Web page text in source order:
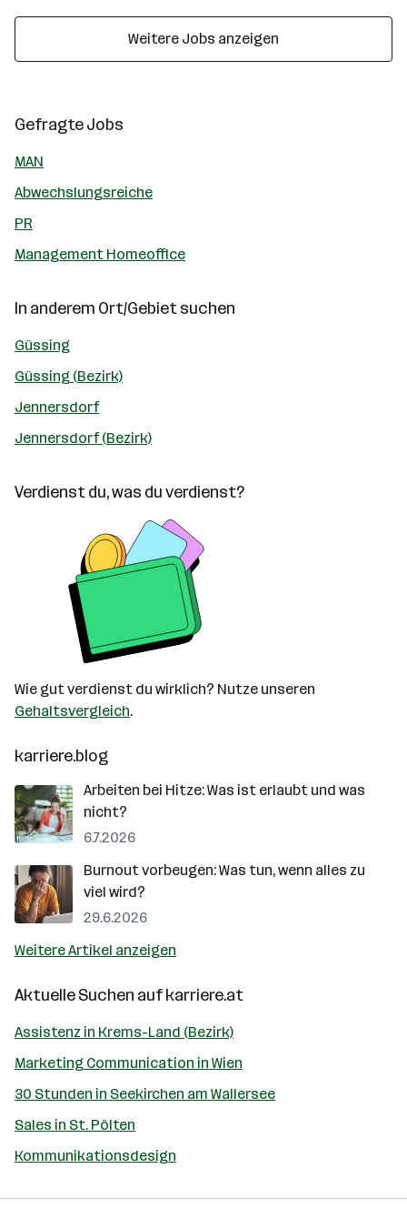
Weitere Jobs anzeigen
Gefragte Jobs
MAN
Abwechslungsreiche
PR
Management Homeoffice
In anderem Ort/Gebiet suchen
Güssing
Güssing (Bezirk)
Jennersdorf
Jennersdorf (Bezirk)
Verdienst du, was du verdienst?
Wie gut verdienst du wirklich? Nutze unseren
Gehaltsvergleich.
karriere.blog
Arbeiten bei Hitze: Was ist erlaubt und was
nicht?
6.7.2026
Burnout vorbeugen: Was tun, wenn alles zu
viel wird?
29.6.2026
Weitere Artikel anzeigen
Aktuelle Suchen aufkarriere.at
Assistenz in Krems-Land (Bezirk)
Marketing Communication in Wien
30 Stunden in Seekirchen am Wallersee
Sales in St. Pölten
Kommunikationsdesign